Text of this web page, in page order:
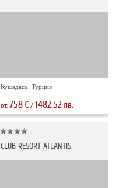
Кушадасъ, Турция
от: 758€ / 1482.52лв.
CLUB RESORT ATLANTIS